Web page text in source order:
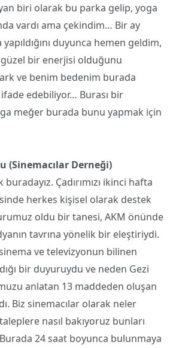
biri olarak bu parka gelip, yoga
vardı ama çekindim… Bir ay
duyunca hemen geldim,
bir enerjisi olduğunu
ve benim bedenim burada
edebiliyor… Burası bir
meğer burada bunu yapmak için
(Sinemacılar Derneği)
Çadırımızı ikinci hafta
herkes kişisel olarak destek
oldu bir tanesi, AKM önünde
tavrına yönelik bir eleştiriydi.
ve televizyonun bilinen
bir duyuruydu ve neden Gezi
anlatan 13 maddeden oluşan
Biz sinemacılar olarak neler
nasıl bakıyoruz bunları
24 saat boyunca bulunmaya